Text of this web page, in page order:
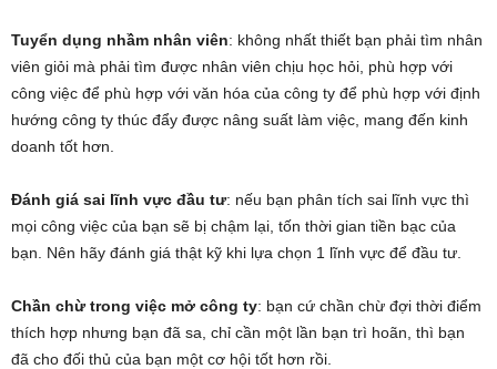
Tuyển dụng nhầm nhân viên: không nhất thiết bạn phải tìm nhân
viên giỏi mà phải tìm được nhân viên chịu học hỏi, phù hợp với
công việc để phù hợp với văn hóa của công ty để phù hợp với định
hướng công ty thúc đẩy được nâng suất làm việc, mang đến kinh
doanh tốt hơn.
Đánh giá sai lĩnh vực đầu tư: nếu bạn phân tích sai lĩnh vực thì
mọi công việc của bạn sẽ bị chậm lại, tốn thời gian tiền bạc của
bạn. Nên hãy đánh giá thật kỹ khi lựa chọn 1 lĩnh vực để đầu tư.
Chần chừ trong việc mở công ty: bạn cứ chần chừ đợi thời điểm
thích hợp nhưng bạn đã sa, chỉ cần một lần bạn trì hoãn, thì bạn
đã cho đối thủ của bạn một cơ hội tốt hơn rồi.